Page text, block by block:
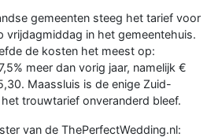
gemeenten steeg het tarief voor
vrijdagmiddag in het gemeentehuis.
de kosten het meest op:
meer dan vorig jaar, namelijk €
Maassluis is de enige Zuid-
trouwtarief onveranderd bleef.
van de ThePerfectWedding.nl: